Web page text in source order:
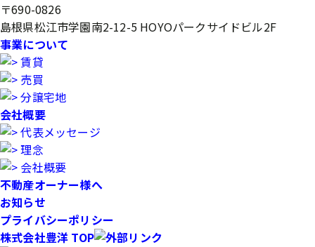
〒690-0826
島根県松江市学園南2-12-5 HOYOパークサイドビル2F
事業について
賃貸
売買
分譲宅地
会社概要
代表メッセージ
理念
会社概要
不動産オーナー様へ
お知らせ
プライバシーポリシー
株式会社豊洋 TOP